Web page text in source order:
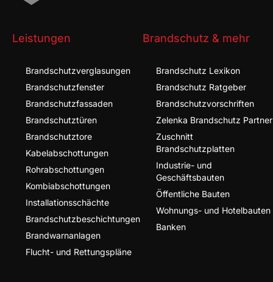
Leistungen
Brandschutz­verglasungen
Brandschutz­fenster
Brandschutz­fassaden
Brandschutz­türen
Brandschutz­tore
Kabel­abschottungen
Rohr­abschottungen
Kombi­abschottungen
Installationsschächte
Brandschutz­beschichtungen
Brandwarnanlagen
Flucht- und Rettungspläne
Brandschutz & mehr
Brandschutz Lexikon
Brandschutz Ratgeber
Brandschutzvorschriften
Zelenka Brandschutz Partner
Zuschnitt
Brandschutzplatten
Industrie- und
Geschäftsbauten
Öffentliche Bauten
Wohnungs- und Hotelbauten
Banken